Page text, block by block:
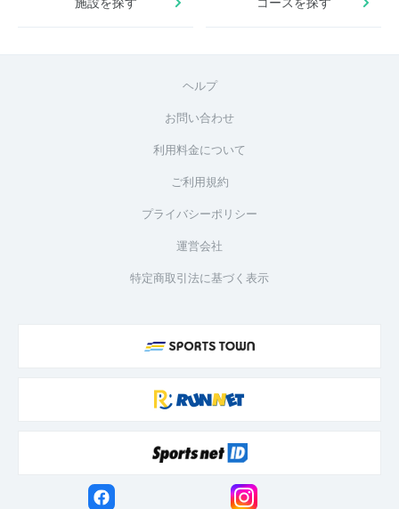
ヘルプ
お問い合わせ
利用料金について
ご利用規約
プライバシーポリシー
運営会社
特定商取引法に基づく表示